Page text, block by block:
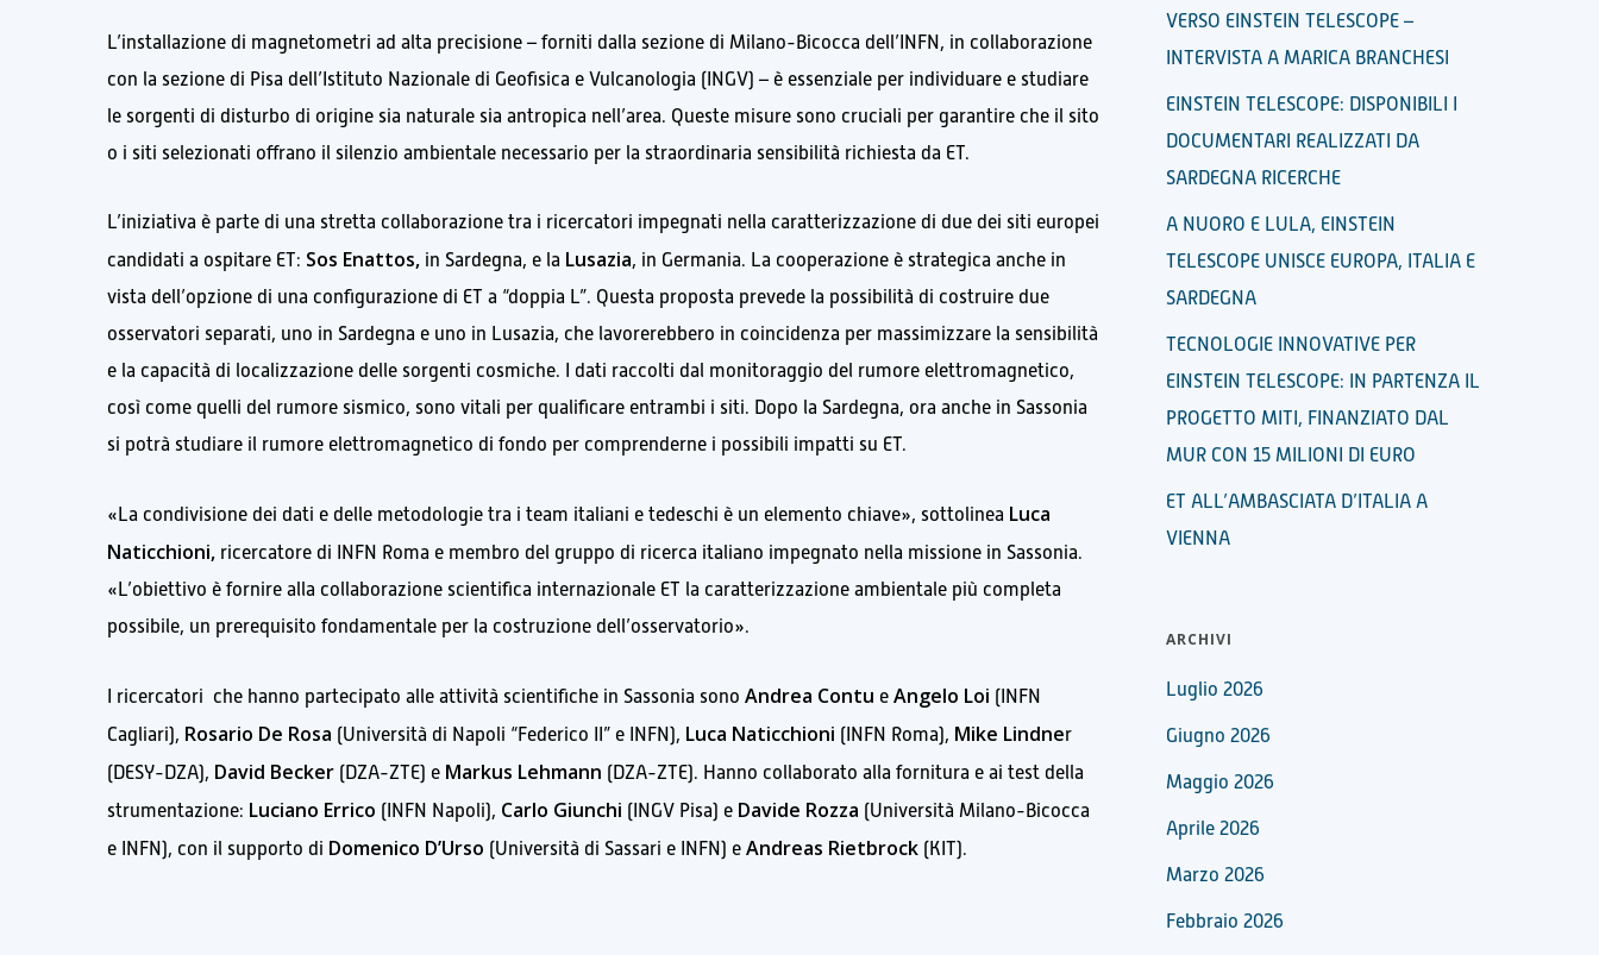
L’installazione di magnetometri ad alta precisione – forniti dalla sezione di Milano-Bicocca dell’INFN, in collaborazione
con la sezione di Pisa dell’Istituto Nazionale di Geofisica e Vulcanologia (INGV) – è essenziale per individuare e studiare
le sorgenti di disturbo di origine sia naturale sia antropica nell’area. Queste misure sono cruciali per garantire che il sito
o i siti selezionati offrano il silenzio ambientale necessario per la straordinaria sensibilità richiesta da ET.
L’iniziativa è parte di una stretta collaborazione tra i ricercatori impegnati nella caratterizzazione di due dei siti europei
candidati a ospitare ET: Sos Enattos, in Sardegna, e la Lusazia, in Germania. La cooperazione è strategica anche in
vista dell’opzione di una configurazione di ET a “doppia L”. Questa proposta prevede la possibilità di costruire due
osservatori separati, uno in Sardegna e uno in Lusazia, che lavorerebbero in coincidenza per massimizzare la sensibilità
e la capacità di localizzazione delle sorgenti cosmiche. I dati raccolti dal monitoraggio del rumore elettromagnetico,
così come quelli del rumore sismico, sono vitali per qualificare entrambi i siti. Dopo la Sardegna, ora anche in Sassonia
si potrà studiare il rumore elettromagnetico di fondo per comprenderne i possibili impatti su ET.
«La condivisione dei dati e delle metodologie tra i team italiani e tedeschi è un elemento chiave», sottolinea Luca
Naticchioni, ricercatore di INFN Roma e membro del gruppo di ricerca italiano impegnato nella missione in Sassonia.
«L’obiettivo è fornire alla collaborazione scientifica internazionale ET la caratterizzazione ambientale più completa
possibile, un prerequisito fondamentale per la costruzione dell’osservatorio».
I ricercatori che hanno partecipato alle attività scientifiche in Sassonia sono Andrea Contu e Angelo Loi (INFN
Cagliari), Rosario De Rosa (Università di Napoli “Federico II” e INFN), Luca Naticchioni (INFN Roma), Mike Lindner
(DESY-DZA), David Becker (DZA-ZTE) e Markus Lehmann (DZA-ZTE). Hanno collaborato alla fornitura e ai test della
strumentazione: Luciano Errico (INFN Napoli), Carlo Giunchi (INGV Pisa) e Davide Rozza (Università Milano-Bicocca
e INFN), con il supporto di Domenico D’Urso (Università di Sassari e INFN) e Andreas Rietbrock (KIT).
VERSO EINSTEIN TELESCOPE –
INTERVISTA A MARICA BRANCHESI
EINSTEIN TELESCOPE: DISPONIBILI I
DOCUMENTARI REALIZZATI DA
SARDEGNA RICERCHE
A NUORO E LULA, EINSTEIN
TELESCOPE UNISCE EUROPA, ITALIA E
SARDEGNA
TECNOLOGIE INNOVATIVE PER
EINSTEIN TELESCOPE: IN PARTENZA IL
PROGETTO MITI, FINANZIATO DAL
MUR CON 15 MILIONI DI EURO
ET ALL’AMBASCIATA D’ITALIA A
VIENNA
ARCHIVI
Luglio 2026
Giugno 2026
Maggio 2026
Aprile 2026
Marzo 2026
Febbraio 2026